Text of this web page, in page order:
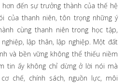
đến sự trưởng thành của thế hệ
của thanh niên, tôn trọng những ý
cùng thanh niên trong học tập,
lập thân, lập nghiệp. Một đất
và bền vững không thể thiếu niềm
tin ấy không chỉ dừng ở lời nói mà
chế, chính sách, nguồn lực, môi